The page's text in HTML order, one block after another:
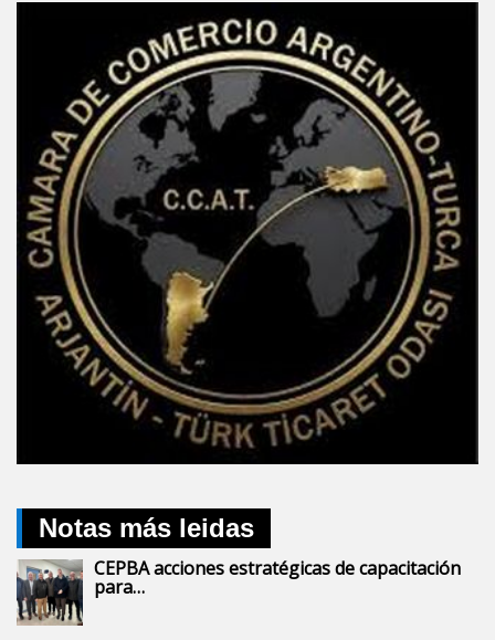
Notas más leidas
CEPBA acciones estratégicas de capacitación
para…